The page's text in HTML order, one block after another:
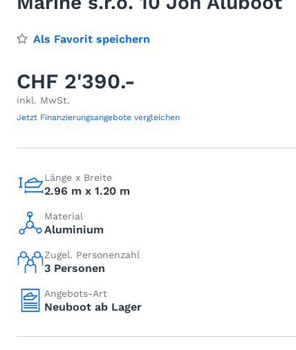
Als Favorit speichern
CHF 2'390.-
inkl. MwSt.
Jetzt Finanzierungsangebote vergleichen
Länge x Breite
2.96 m x 1.20 m
Material
Aluminium
Zugel. Personenzahl
3 Personen
Angebots-Art
Neuboot ab Lager